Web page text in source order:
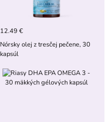
12.49 €
Nórsky olej z tresčej pečene, 30
kapsúl